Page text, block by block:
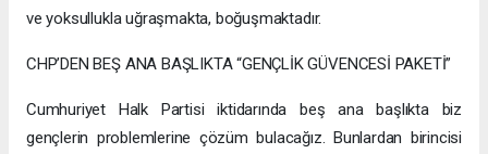
ve yoksullukla uğraşmakta, boğuşmaktadır.
CHP’DEN BEŞ ANA BAŞLIKTA “GENÇLİK GÜVENCESİ PAKETİ”
Cumhuriyet Halk Partisi iktidarında beş ana başlıkta biz
gençlerin problemlerine çözüm bulacağız. Bunlardan birincisi